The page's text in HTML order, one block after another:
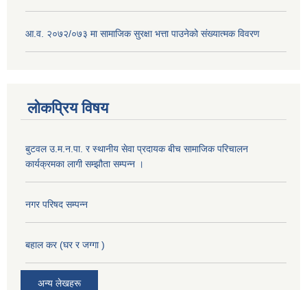
आ.व. २०७२/०७३ मा सामाजिक सुरक्षा भत्ता पाउनेको संख्यात्मक विवरण
लोकप्रिय विषय
बुटवल उ.म.न.पा. र स्थानीय सेवा प्रदायक बीच सामाजिक परिचालन
कार्यक्रमका लागी सम्झौता सम्पन्न ।
नगर परिषद सम्पन्न
बहाल कर (घर र जग्गा )
अन्य लेखहरू